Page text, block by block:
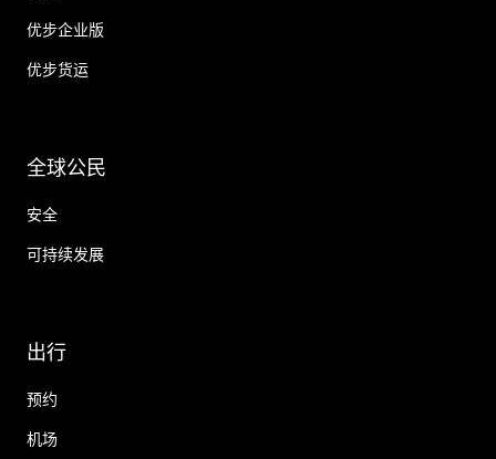
优步企业版
优步货运
全球公民
安全
可持续发展
出行
预约
机场